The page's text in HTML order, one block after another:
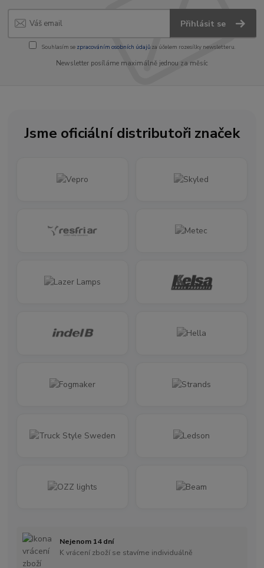
Přihlásit se
Souhlasím se zpracováním osobních údajůza účelem rozesílky newsletteru.
Newsletter posíláme maximálně jednou za měsíc
Jsme oficiální distributoři značek
Nejenom 14 dní
K vrácení zboží se stavíme individuálně